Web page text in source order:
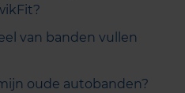
van banden vullen
oude autobanden?